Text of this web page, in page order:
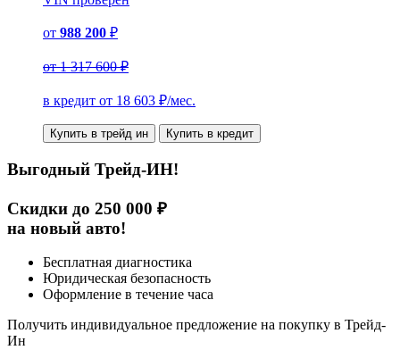
от 988 200 ₽
от1 317 600 ₽
в кредит от 18 603 ₽/мес.
Купить в трейд ин Купить в кредит
Выгодный Трейд-ИН!
Скидки до 250 000 ₽
на новый авто!
Бесплатная диагностика
Юридическая безопасность
Оформление в течение часа
Получить индивидуальное предложение на покупку в Трейд-
Ин